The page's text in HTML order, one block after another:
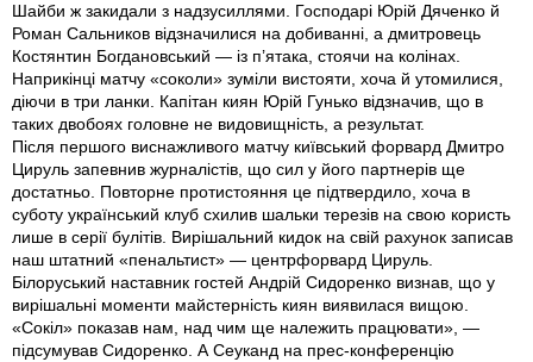
Шайби ж закидали з надзусиллями. Господарі Юрій Дяченко й
Роман Сальников відзначилися на добиванні, а дмитровець
Костянтин Богдановський — із п’ятака, стоячи на колінах.
Наприкінці матчу «соколи» зуміли вистояти, хоча й утомилися,
діючи в три ланки. Капітан киян Юрій Гунько відзначив, що в
таких двобоях головне не видовищність, а результат.
Після першого виснажливого матчу київський форвард Дмитро
Цируль запевнив журналістів, що сил у його партнерів ще
достатньо. Повторне протистояння це підтвердило, хоча в
суботу український клуб схилив шальки терезів на свою користь
лише в серії булітів. Вирішальний кидок на свій рахунок записав
наш штатний «пенальтист» — центрфорвард Цируль.
Білоруський наставник гостей Андрій Сидоренко визнав, що у
вирішальні моменти майстерність киян виявилася вищою.
«Сокіл» показав нам, над чим ще належить працювати», —
підсумував Сидоренко. А Сеуканд на прес-конференцію